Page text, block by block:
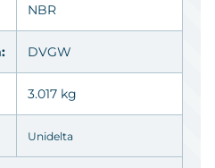
NBR
DVGW
3.017 kg
Unidelta